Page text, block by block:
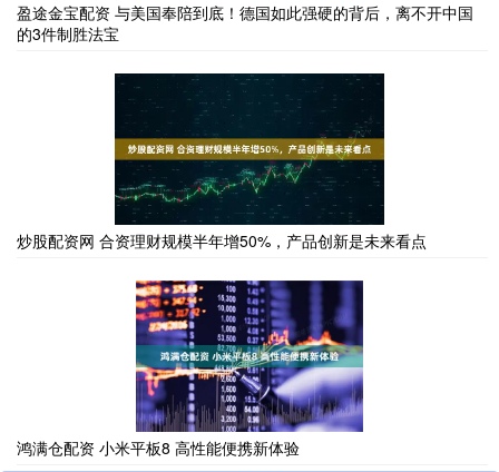
盈途金宝配资 与美国奉陪到底！德国如此强硬的背后，离不开中国
的3件制胜法宝
炒股配资网 合资理财规模半年增50%，产品创新是未来看点
鸿满仓配资 小米平板8 高性能便携新体验